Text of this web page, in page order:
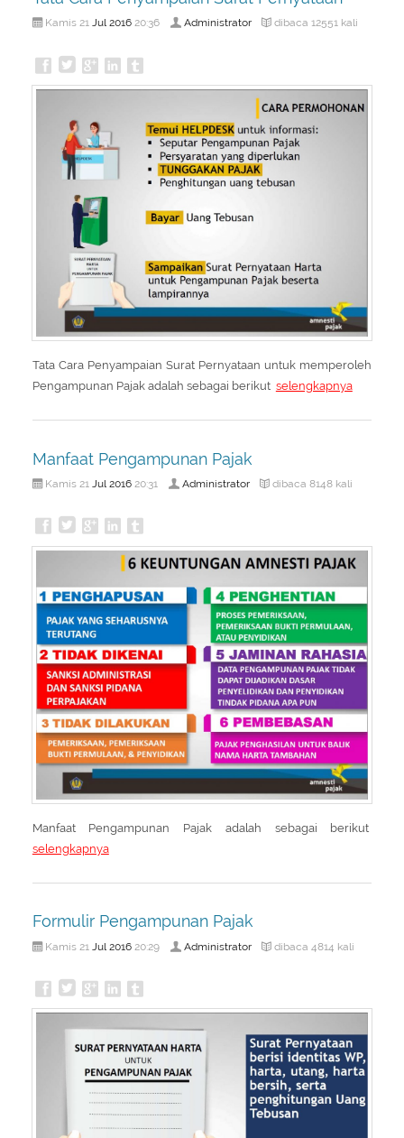
Kamis 21 Jul 201620:36 Administrator dibaca 12551 kali
Tata Cara Penyampaian Surat Pernyataan untuk memperoleh
Pengampunan Pajak adalah sebagai berikut selengkapnya
Manfaat Pengampunan Pajak
Kamis 21 Jul 201620:31 Administrator dibaca 8148 kali
Manfaat Pengampunan Pajak adalah sebagai berikut
selengkapnya
Formulir Pengampunan Pajak
Kamis 21 Jul 201620:29 Administrator dibaca 4814 kali